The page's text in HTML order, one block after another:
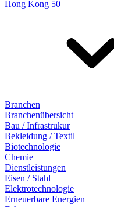
Hong Kong 50
Branchen
Branchenübersicht
Bau / Infrastrukur
Bekleidung / Textil
Biotechnologie
Chemie
Dienstleistungen
Eisen / Stahl
Elektrotechnologie
Erneuerbare Energien